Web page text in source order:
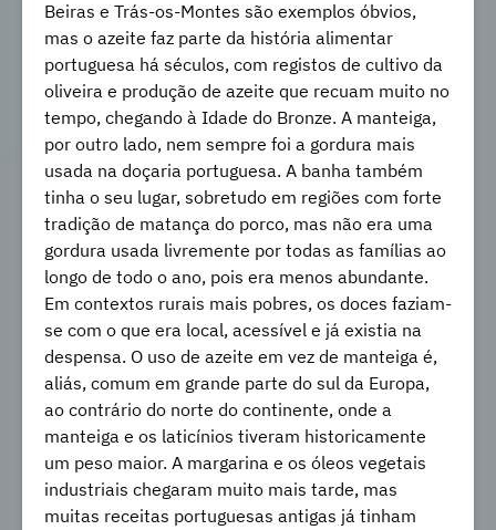
Beiras e Trás-os-Montes são exemplos óbvios,
mas o azeite faz parte da história alimentar
portuguesa há séculos, com registos de cultivo da
oliveira e produção de azeite que recuam muito no
tempo, chegando à Idade do Bronze. A manteiga,
por outro lado, nem sempre foi a gordura mais
usada na doçaria portuguesa. A banha também
tinha o seu lugar, sobretudo em regiões com forte
tradição de matança do porco, mas não era uma
gordura usada livremente por todas as famílias ao
longo de todo o ano, pois era menos abundante.
Em contextos rurais mais pobres, os doces faziam-
se com o que era local, acessível e já existia na
despensa. O uso de azeite em vez de manteiga é,
aliás, comum em grande parte do sul da Europa,
ao contrário do norte do continente, onde a
manteiga e os laticínios tiveram historicamente
um peso maior. A margarina e os óleos vegetais
industriais chegaram muito mais tarde, mas
muitas receitas portuguesas antigas já tinham